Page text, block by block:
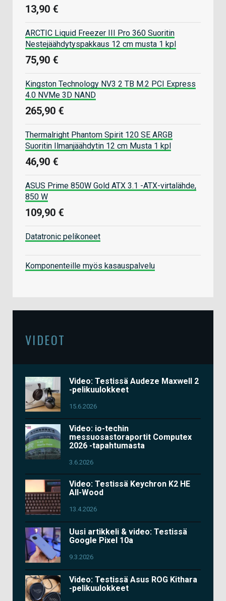
13,90 €
ARCTIC Liquid Freezer III Pro 360 Suoritin
Nestejäähdytyspakkaus 12 cm musta 1 kpl
75,90 €
Kingston Technology NV3 2 TB M.2 PCI Express
4.0 NVMe 3D NAND
265,90 €
Thermalright Phantom Spirit 120 SE ARGB
Suoritin Ilmanjäähdytin 12 cm Musta 1 kpl
46,90 €
ASUS Prime 850W Gold ATX 3.1 -ATX-virtalähde,
850 W
109,90 €
Datatronic pelikoneet
Komponenteille myös kasauspalvelu
VIDEOT
Video: Testissä Audeze Maxwell 2
-pelikuulokkeet
15.6.2026
Video: io-techin
messuosastoraportit Computex
2026 -tapahtumasta
3.6.2026
Video: Testissä Keychron K2 HE
All-Wood
13.4.2026
Uusi artikkeli & video: Testissä
Google Pixel 10a
9.3.2026
Video: Testissä Asus ROG Kithara
-pelikuulokkeet